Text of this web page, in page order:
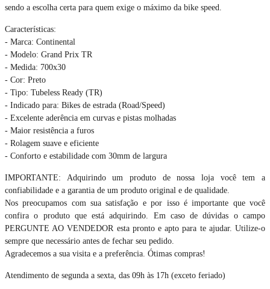
sendo a escolha certa para quem exige o máximo da bike speed.
Características:
- Marca: Continental
- Modelo: Grand Prix TR
- Medida: 700x30
- Cor: Preto
- Tipo: Tubeless Ready (TR)
- Indicado para: Bikes de estrada (Road/Speed)
- Excelente aderência em curvas e pistas molhadas
- Maior resistência a furos
- Rolagem suave e eficiente
- Conforto e estabilidade com 30mm de largura
IMPORTANTE: Adquirindo um produto de nossa loja você tem a
confiabilidade e a garantia de um produto original e de qualidade.
Nos preocupamos com sua satisfação e por isso é importante que você
confira o produto que está adquirindo. Em caso de dúvidas o campo
PERGUNTE AO VENDEDOR esta pronto e apto para te ajudar. Utilize-o
sempre que necessário antes de fechar seu pedido.
Agradecemos a sua visita e a preferência. Ótimas compras!
Atendimento de segunda a sexta, das 09h às 17h (exceto feriado)